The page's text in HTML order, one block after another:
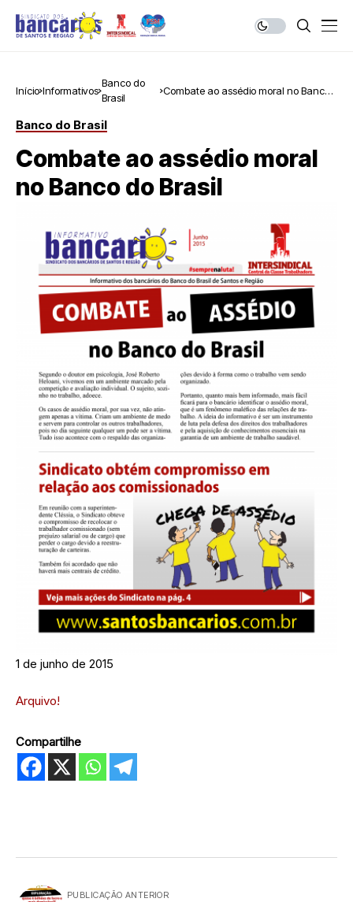
Início Informativos
Banco do
Brasil
Combate ao assédio moral no Banco
Banco do Brasil
Combate ao assédio moral
no Banco do Brasil
1 de junho de 2015
Arquivo!
Compartilhe
PUBLICAÇÃO ANTERIOR